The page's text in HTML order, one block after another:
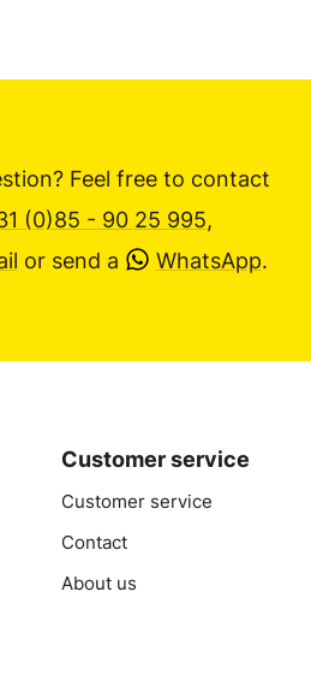
Feel free to contact
(0)85 - 90 25 995,
or send a WhatsApp.
Customer service
Customer service
Contact
About us